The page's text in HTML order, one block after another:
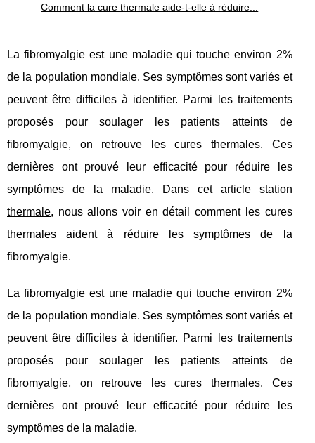
Comment la cure thermale aide-t-elle à réduire...
La fibromyalgie est une maladie qui touche environ 2%
de la population mondiale. Ses symptômes sont variés et
peuvent être difficiles à identifier. Parmi les traitements
proposés pour soulager les patients atteints de
fibromyalgie, on retrouve les cures thermales. Ces
dernières ont prouvé leur efficacité pour réduire les
symptômes de la maladie. Dans cet article station
thermale, nous allons voir en détail comment les cures
thermales aident à réduire les symptômes de la
fibromyalgie.
La fibromyalgie est une maladie qui touche environ 2%
de la population mondiale. Ses symptômes sont variés et
peuvent être difficiles à identifier. Parmi les traitements
proposés pour soulager les patients atteints de
fibromyalgie, on retrouve les cures thermales. Ces
dernières ont prouvé leur efficacité pour réduire les
symptômes de la maladie.